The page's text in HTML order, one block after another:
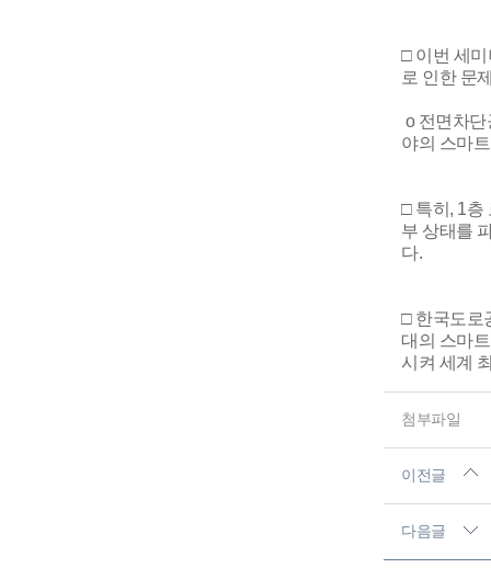
□ 이번 세
로 인한 문
o 전면차단
야의 스마
□ 특히, 1층
부 상태를
다.
□ 한국도로
대의 스마
시켜 세계
첨부파일
이전글
다음글